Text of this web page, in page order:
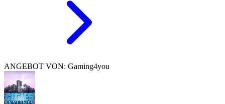
ANGEBOT VON: Gaming4you